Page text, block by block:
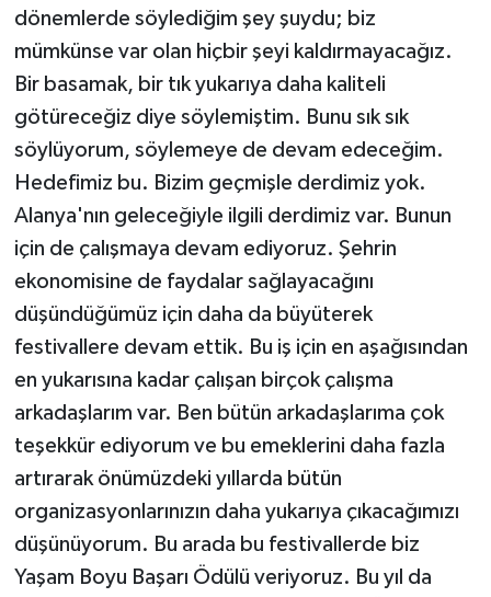
dönemlerde söylediğim şey şuydu; biz
mümkünse var olan hiçbir şeyi kaldırmayacağız.
Bir basamak, bir tık yukarıya daha kaliteli
götüreceğiz diye söylemiştim. Bunu sık sık
söylüyorum, söylemeye de devam edeceğim.
Hedefimiz bu. Bizim geçmişle derdimiz yok.
Alanya'nın geleceğiyle ilgili derdimiz var. Bunun
için de çalışmaya devam ediyoruz. Şehrin
ekonomisine de faydalar sağlayacağını
düşündüğümüz için daha da büyüterek
festivallere devam ettik. Bu iş için en aşağısından
en yukarısına kadar çalışan birçok çalışma
arkadaşlarım var. Ben bütün arkadaşlarıma çok
teşekkür ediyorum ve bu emeklerini daha fazla
artırarak önümüzdeki yıllarda bütün
organizasyonlarınızın daha yukarıya çıkacağımızı
düşünüyorum. Bu arada bu festivallerde biz
Yaşam Boyu Başarı Ödülü veriyoruz. Bu yıl da